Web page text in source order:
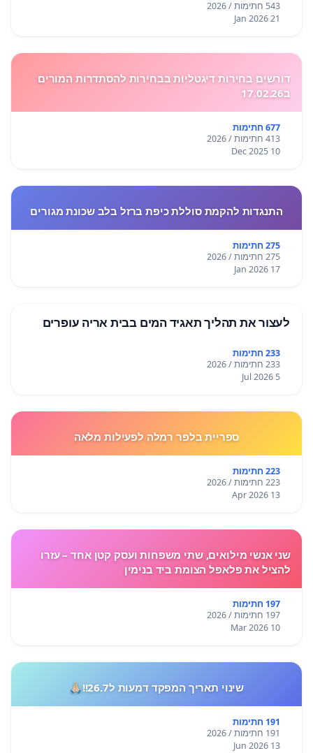
543 חתימות / 2026
21 Jan 2026
דורשים בחירות דיגטליות בבחירות להסתדרות המורים
ב17.02.26
677 חתימות
413 חתימות / 2026
10 Dec 2025
התנגדות להקמת סוללת כיפת ברזל בלב שכונת מגורים
275 חתימות
275 חתימות / 2026
17 Jan 2026
לעצור את תהליך תאגיד המים בבית אריה עופרים
233 חתימות
233 חתימות / 2026
5 Jul 2026
ספריית בלפר רמלה לפעילות מלאה
223 חתימות
223 חתימות / 2026
13 Apr 2026
שני אנשי מילואים, שתי משפחות ועסק קטן אחד – עזרו
להציל את פלאפל הצומת ביד בנימין
197 חתימות
197 חתימות / 2026
10 Mar 2026
שינוי תאריך המפקד דמעות ל26.7!!🙏🏼
191 חתימות
191 חתימות / 2026
13 Jun 2026